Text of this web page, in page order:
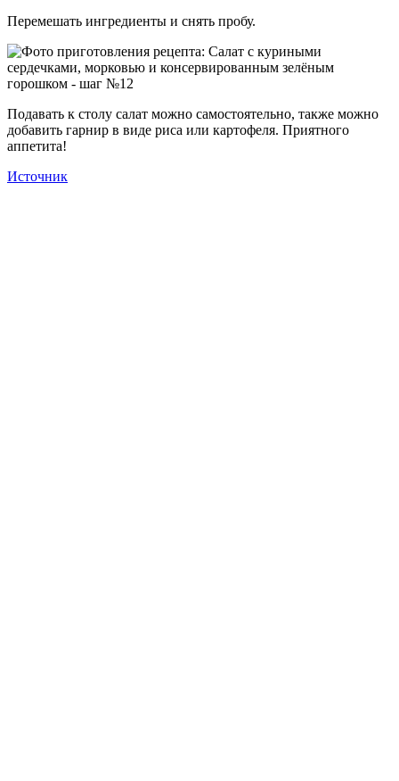
Перемешать ингредиенты и снять пробу.
Подавать к столу салат можно самостоятельно, также можно
добавить гарнир в виде риса или картофеля. Приятного
аппетита!
Источник